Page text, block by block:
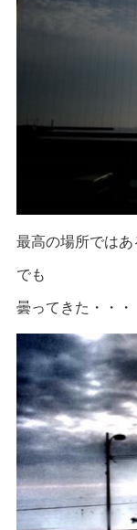
最高の場所ではあ
でも
曇ってきた・・・